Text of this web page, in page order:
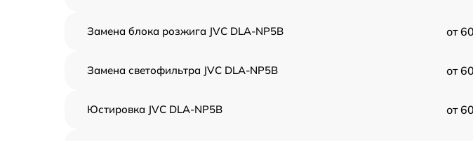
Замена блока розжига JVC DLA-NP5B от
Замена светофильтра JVC DLA-NP5B от
Юстировка JVC DLA-NP5B от